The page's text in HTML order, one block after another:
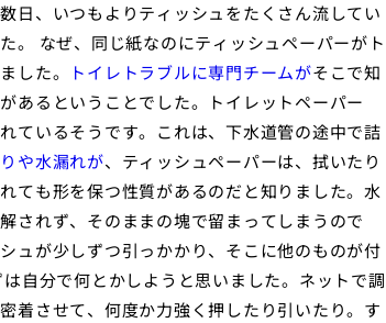
日、いつもよりティッシュをたくさん流してい
。 なぜ、同じ紙なのにティッシュペーパーがト
した。
トイレトラブルに専門チームがそこで知
あるということでした。トイレットペーパー
ているそうです。これは、下水道管の途中で詰
や水漏れが、ティッシュペーパーは、拭いたり
ても形を保つ性質があるのだと知りました。水
されず、そのままの塊で留まってしまうので
ュが少しずつ引っかかり、そこに他のものが付
自分で何とかしようと思いました。ネットで調
着させて、何度か力強く押したり引いたり。す